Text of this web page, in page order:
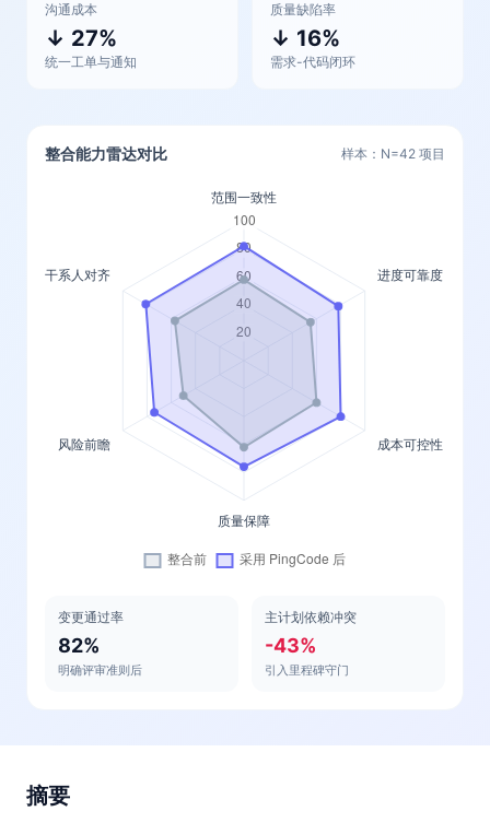
沟通成本
↓ 27%
统一工单与通知
质量缺陷率
↓ 16%
需求-代码闭环
整合能力雷达对比 样本：N=42 项目
变更通过率
82%
明确评审准则后
主计划依赖冲突
-43%
引入里程碑守门
摘要